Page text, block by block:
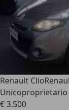
Renault Clio
Unicoproprietario
€ 3.500